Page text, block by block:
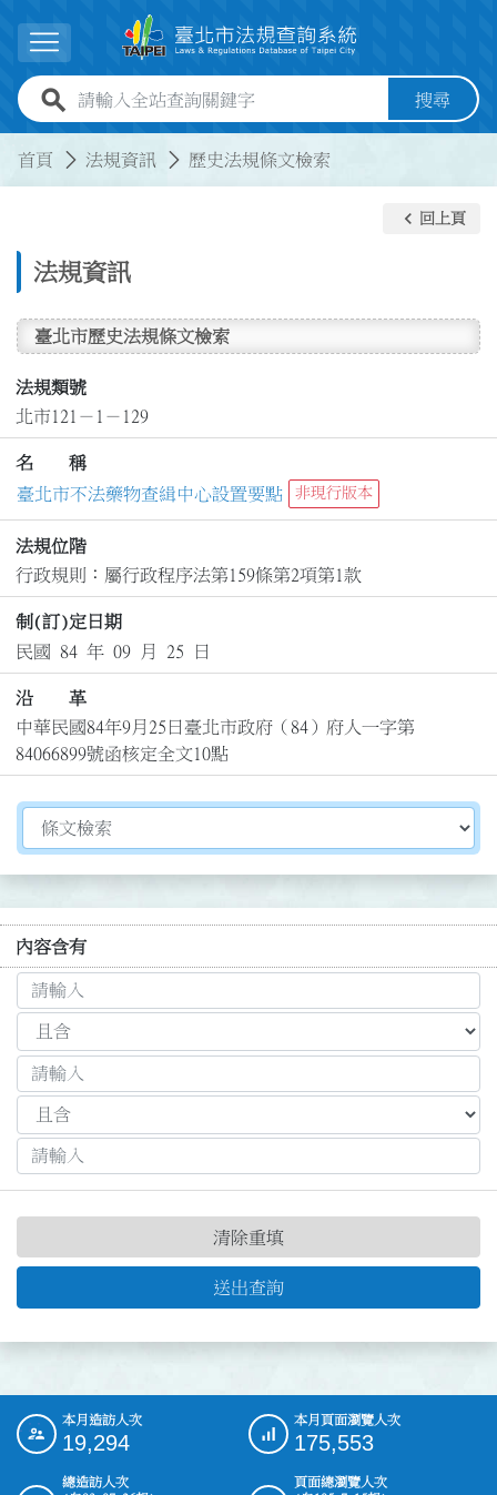
展開選單
全站查詢關鍵字欄位 搜尋
首頁 法規資訊 歷史法規條文檢索
法規資訊
keyboard_arrow_left 回上頁
臺北市歷史法規條文檢索
法規類號
北市121－1－129
名 稱
臺北市不法藥物查緝中心設置要點
非現行版本
法規位階
行政規則：屬行政程序法第159條第2項第1款
制(訂)定日期
民國 84 年 09 月 25 日
沿 革
中華民國84年9月25日臺北市政府（84）府人一字第
84066899號函核定全文10點
切換選擇法規資訊內容
內容含有
送出查詢
清除重填
::: 本月造訪人次
19,294
本月頁面瀏覽人次
175,553
總造訪人次
頁面總瀏覽人次